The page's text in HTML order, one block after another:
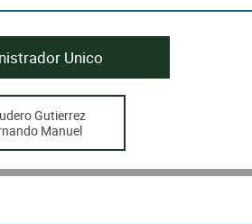
Unico
Gutierrez
Manuel